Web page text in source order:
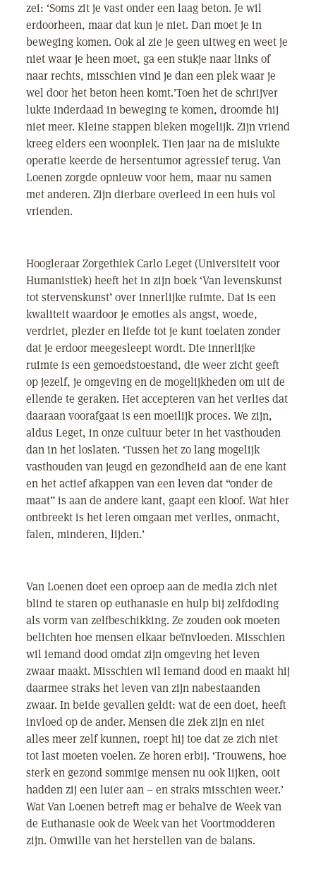
zei: ‘Soms zit je vast onder een laag beton. Je wil
erdoorheen, maar dat kun je niet. Dan moet je in
beweging komen. Ook al zie je geen uitweg en weet je
niet waar je heen moet, ga een stukje naar links of
naar rechts, misschien vind je dan een plek waar je
wel door het beton heen komt.’Toen het de schrijver
lukte inderdaad in beweging te komen, droomde hij
niet meer. Kleine stappen bleken mogelijk. Zijn vriend
kreeg elders een woonplek. Tien jaar na de mislukte
operatie keerde de hersentumor agressief terug. Van
Loenen zorgde opnieuw voor hem, maar nu samen
met anderen. Zijn dierbare overleed in een huis vol
vrienden.
Hoogleraar Zorgethiek Carlo Leget (Universiteit voor
Humanistiek) heeft het in zijn boek ‘Van levenskunst
tot stervenskunst’ over innerlijke ruimte. Dat is een
kwaliteit waardoor je emoties als angst, woede,
verdriet, plezier en liefde tot je kunt toelaten zonder
dat je erdoor meegesleept wordt. Die innerlijke
ruimte is een gemoedstoestand, die weer zicht geeft
op jezelf, je omgeving en de mogelijkheden om uit de
ellende te geraken. Het accepteren van het verlies dat
daaraan voorafgaat is een moeilijk proces. We zijn,
aldus Leget, in onze cultuur beter in het vasthouden
dan in het loslaten. ‘Tussen het zo lang mogelijk
vasthouden van jeugd en gezondheid aan de ene kant
en het actief afkappen van een leven dat “onder de
maat” is aan de andere kant, gaapt een kloof. Wat hier
ontbreekt is het leren omgaan met verlies, onmacht,
falen, minderen, lijden.’
Van Loenen doet een oproep aan de media zich niet
blind te staren op euthanasie en hulp bij zelfdoding
als vorm van zelfbeschikking. Ze zouden ook moeten
belichten hoe mensen elkaar beïnvloeden. Misschien
wil iemand dood omdat zijn omgeving het leven
zwaar maakt. Misschien wil iemand dood en maakt hij
daarmee straks het leven van zijn nabestaanden
zwaar. In beide gevallen geldt: wat de een doet, heeft
invloed op de ander. Mensen die ziek zijn en niet
alles meer zelf kunnen, roept hij toe dat ze zich niet
tot last moeten voelen. Ze horen erbij. ‘Trouwens, hoe
sterk en gezond sommige mensen nu ook lijken, ooit
hadden zij een luier aan – en straks misschien weer.’
Wat Van Loenen betreft mag er behalve de Week van
de Euthanasie ook de Week van het Voortmodderen
zijn. Omwille van het herstellen van de balans.